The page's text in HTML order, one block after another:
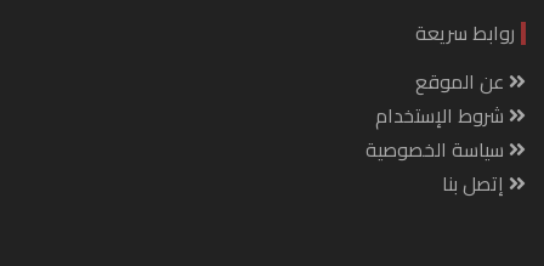
روابط سريعة
عن الموقع
شروط الإستخدام
سياسة الخصوصية
إتصل بنا